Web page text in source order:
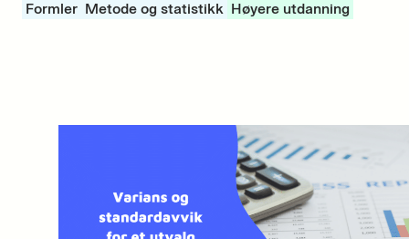
Formler Metode og statistikk Høyere utdanning